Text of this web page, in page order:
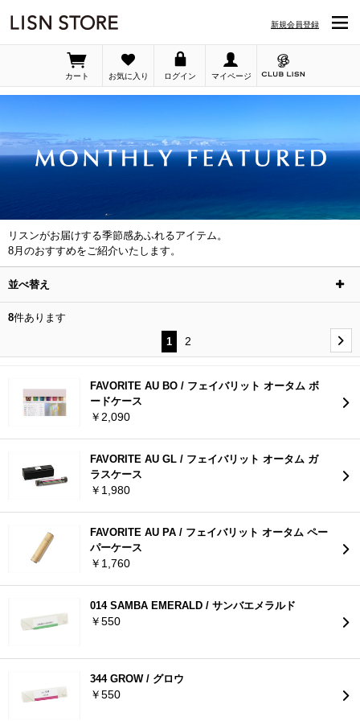
新規会員登録
カート お気に入り ログイン マイページ
リスンがお届けする季節感あふれるアイテム。
8月のおすすめをご紹介いたします。
並べ替え
8件あります
1
2
FAVORITE AU BO / フェイバリット オータム ボ
ードケース
￥2,090
FAVORITE AU GL / フェイバリット オータム ガ
ラスケース
￥1,980
FAVORITE AU PA / フェイバリット オータム ペー
パーケース
￥1,760
014 SAMBA EMERALD / サンバエメラルド
￥550
344 GROW / グロウ
￥550